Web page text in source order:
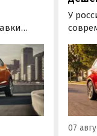
в
из
У
еще
рынка
стоит
всех
07